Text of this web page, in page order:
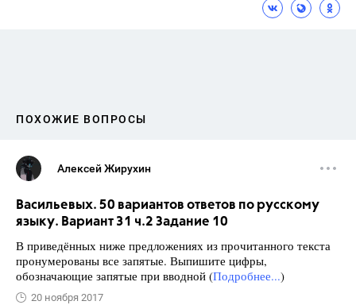
ПОХОЖИЕ ВОПРОСЫ
Алексей Жирухин
Васильевых. 50 вариантов ответов по русскому
языку. Вариант 31 ч.2 Задание 10
В приведённых ниже предложениях из прочитанного текста
пронумерованы все запятые. Выпишите цифры,
обозначающие запятые при вводной (Подробнее...)
20 ноября 2017